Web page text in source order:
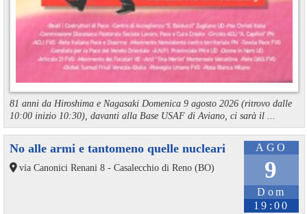
81 anni da Hiroshima e Nagasaki Domenica 9 agosto 2026 (ritrovo dalle
10:00 inizio 10:30), davanti alla Base USAF di Aviano, ci sarà il ...
AGO
9
Dom
19:00
No alle armi e tantomeno quelle nucleari
via Canonici Renani 8 - Casalecchio di Reno (BO)